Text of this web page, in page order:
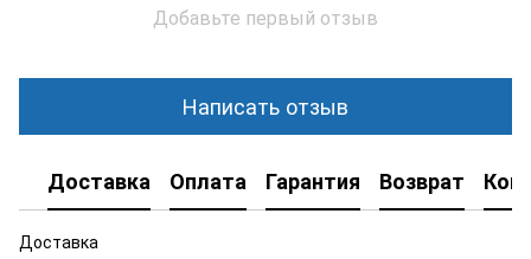
Добавьте первый отзыв
Написать отзыв
Доставка Оплата Гарантия Возврат
Доставка